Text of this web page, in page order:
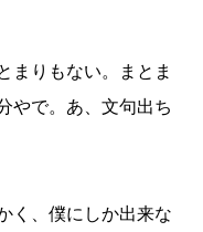
まりもない。まとま
やで。あ、文句出ち
く、僕にしか出来な